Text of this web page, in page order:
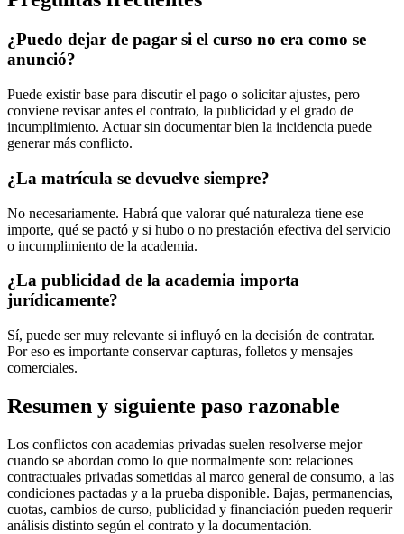
¿Puedo dejar de pagar si el curso no era como se
anunció?
Puede existir base para discutir el pago o solicitar ajustes, pero
conviene revisar antes el contrato, la publicidad y el grado de
incumplimiento. Actuar sin documentar bien la incidencia puede
generar más conflicto.
¿La matrícula se devuelve siempre?
No necesariamente. Habrá que valorar qué naturaleza tiene ese
importe, qué se pactó y si hubo o no prestación efectiva del servicio
o incumplimiento de la academia.
¿La publicidad de la academia importa
jurídicamente?
Sí, puede ser muy relevante si influyó en la decisión de contratar.
Por eso es importante conservar capturas, folletos y mensajes
comerciales.
Resumen y siguiente paso razonable
Los conflictos con academias privadas suelen resolverse mejor
cuando se abordan como lo que normalmente son: relaciones
contractuales privadas sometidas al marco general de consumo, a las
condiciones pactadas y a la prueba disponible. Bajas, permanencias,
cuotas, cambios de curso, publicidad y financiación pueden requerir
análisis distinto según el contrato y la documentación.